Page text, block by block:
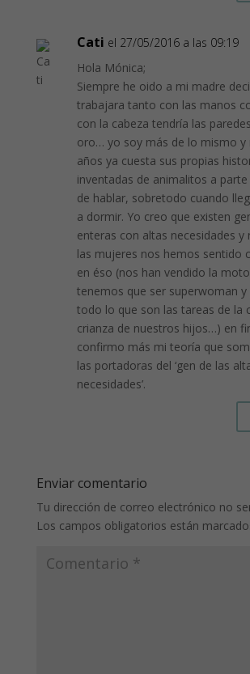
Cati el 27/05/2016 a las 09:19
Hola Mónica;
Siempre he oido a mi madre
trabajara tanto con las manos
con la cabeza tendría las
oro… yo soy más de lo mismo y
años ya cuesta sus propias
inventadas de animalitos a
de hablar, sobretodo cuando
a dormir. Yo creo que existen
enteras con altas necesidades y
las mujeres nos hemos sentido
en éso (nos han vendido la
tenemos que ser superwoman y
todo lo que son las tareas de la
crianza de nuestros hijos…) en
confirmo más mi teoría que
las portadoras del ‘gen de las
necesidades’.
Enviar comentario
Tu dirección de correo electrónico no
Los campos obligatorios están